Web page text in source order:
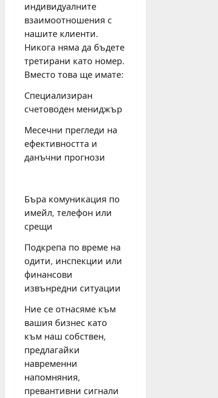
индивидуалните
взаимоотношения с
нашите клиенти.
Никога няма да бъдете
третирани като номер.
Вместо това ще имате:
Специализиран
счетоводен мениджър
Месечни прегледи на
ефективността и
данъчни прогнози
Бъра комуникация по
имейл, телефон или
срещи
Подкрепа по време на
одити, инспекции или
финансови
извънредни ситуации
Ние се отнасяме към
вашия бизнес като
към наш собствен,
предлагайки
навременни
напомняния,
превантивни сигнали